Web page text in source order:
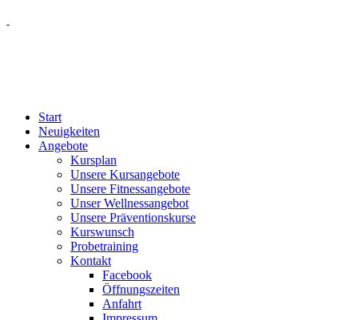
Start
Neuigkeiten
Angebote
Kursplan
Unsere Kursangebote
Unsere Fitnessangebote
Unser Wellnessangebot
Unsere Präventionskurse
Kurswunsch
Probetraining
Kontakt
Facebook
Öffnungszeiten
Anfahrt